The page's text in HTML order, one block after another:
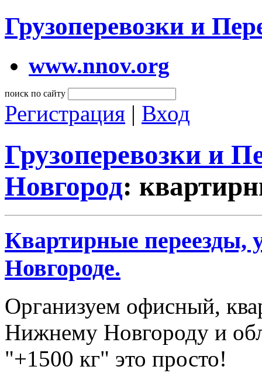
Грузоперевозки и
www.nnov.org
поиск по сайту
Регистрация | Вход
Грузоперевозки и
Новгород:
Квартирные переезды,
Новгороде.
Организуем офисный,
Нижнему Новгороду и
"+1500 кг" это просто!